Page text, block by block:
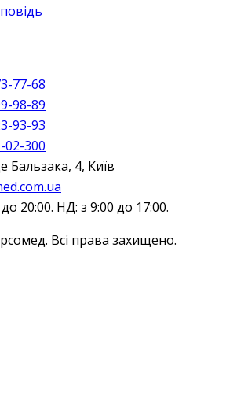
77-68
98-89
93-93
02-300
Бальзака, 4, Київ
20:00. НД: з 9:00 до 17:00.
Всі права захищено.